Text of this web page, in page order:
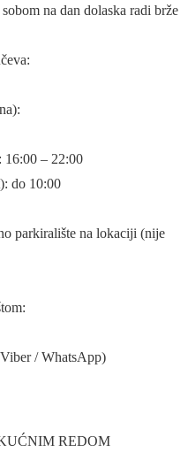
na dan dolaska radi brže
16:00 – 22:00
do 10:00
parkiralište na lokaciji (nije
/ WhatsApp)
REDOM